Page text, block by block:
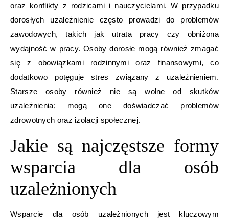
oraz konflikty z rodzicami i nauczycielami. W przypadku
dorosłych uzależnienie często prowadzi do problemów
zawodowych, takich jak utrata pracy czy obniżona
wydajność w pracy. Osoby dorosłe mogą również zmagać
się z obowiązkami rodzinnymi oraz finansowymi, co
dodatkowo potęguje stres związany z uzależnieniem.
Starsze osoby również nie są wolne od skutków
uzależnienia; mogą one doświadczać problemów
zdrowotnych oraz izolacji społecznej.
Jakie są najczęstsze formy
wsparcia dla osób
uzależnionych
Wsparcie dla osób uzależnionych jest kluczowym